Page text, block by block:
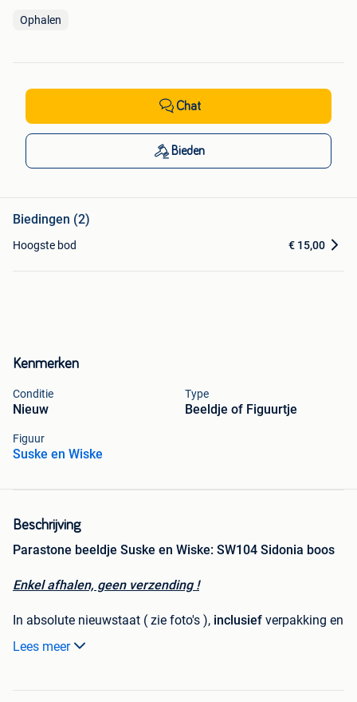
Kenmerken
Conditie
Nieuw
Type
Beeldje of Figuurtje
Figuur
Suske en Wiske
Beschrijving
Parastone beeldje Suske en Wiske: SW104 Sidonia boos
Enkel afhalen, geen verzending !
In absolute nieuwstaat ( zie foto's ), inclusief verpakking en
Verder nog meer Parastone beeldjes, puzzels ... van Suske
Lees meer
Ophalen
Chat
Bieden
Biedingen (2)
Hoogste bod € 15,00